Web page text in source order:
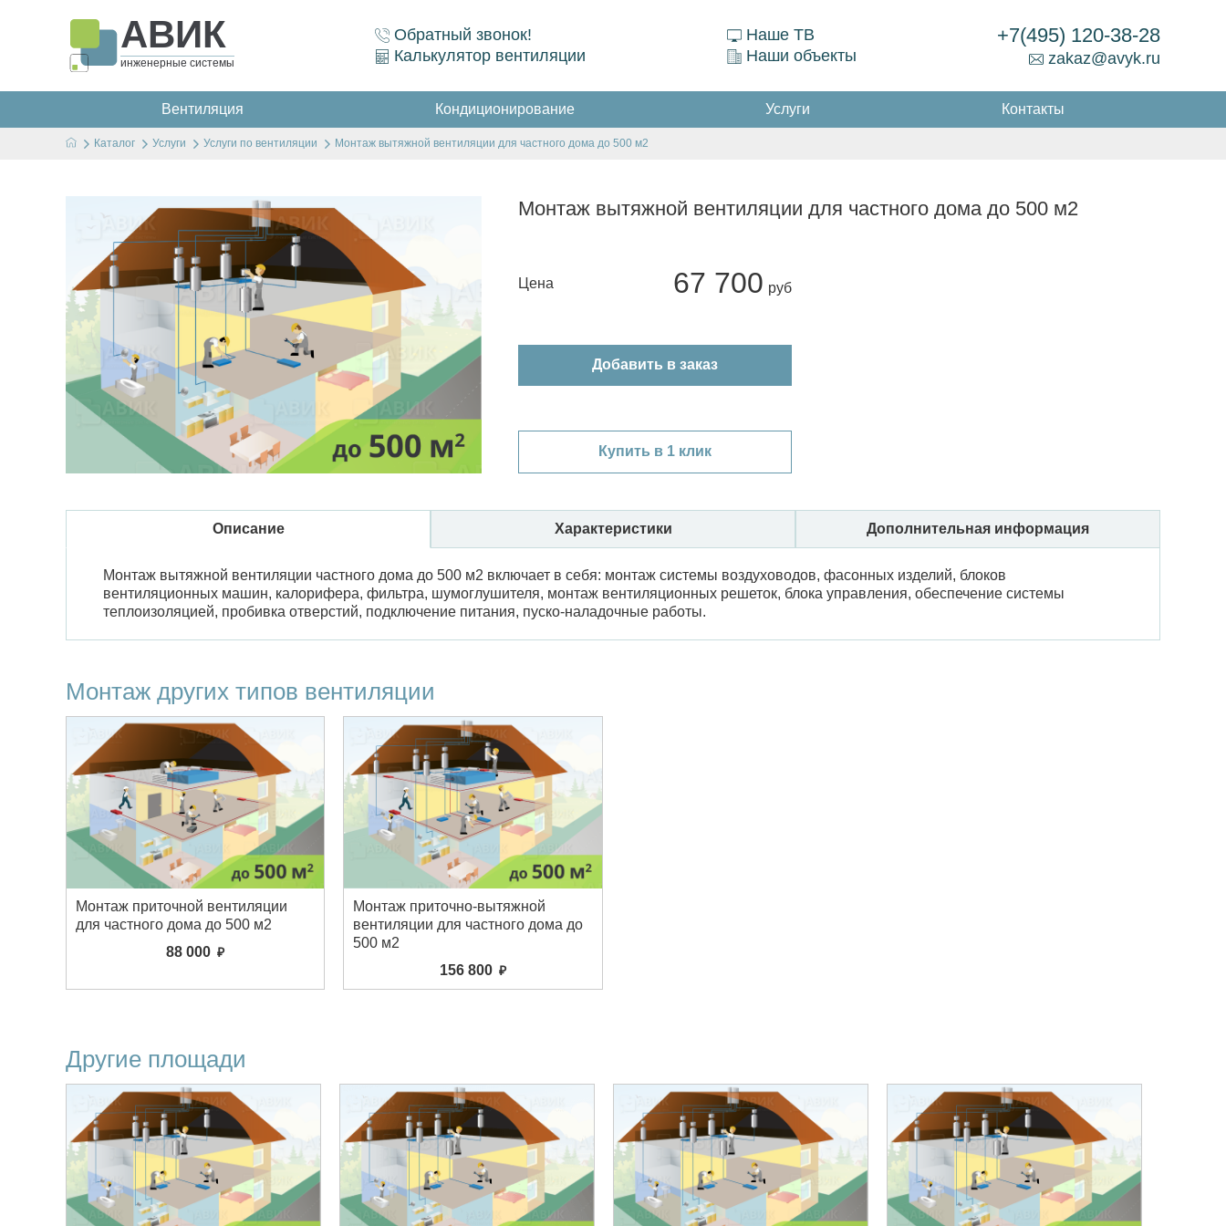
АВИК
инженерные системы
Обратный звонок!
Калькулятор вентиляции
Наше ТВ
Наши объекты
+7(495) 120-38-28
zakaz@avyk.ru
Вентиляция Кондиционирование Услуги Контакты
Каталог Услуги Услуги по вентиляции Монтаж вытяжной вентиляции для частного дома до 500 м2
Монтаж вытяжной вентиляции для частного дома до 500 м2
Цена 67 700
Добавить в заказ
Купить в 1 клик
Описание Характеристики Дополнительная информация
Монтаж вытяжной вентиляции частного дома до 500 м2 включает в себя: монтаж системы воздуховодов, фасонных изделий, блоков
вентиляционных машин, калорифера, фильтра, шумоглушителя, монтаж вентиляционных решеток, блока управления, обеспечение системы
теплоизоляцией, пробивка отверстий, подключение питания, пуско-наладочные работы.
Монтаж других типов вентиляции
Монтаж приточной вентиляции
для частного дома до 500 м2
88 000
Монтаж приточно-вытяжной
вентиляции для частного дома до
500 м2
156 800
Другие площади